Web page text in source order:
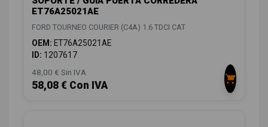
ET76A25021AE
FORD TOURNEO COURIER (C4A) 1.6 TDCI CAT
OEM: ET76A25021AE
ID: 1207617
48,00 € Sin IVA
58,08 € Con IVA